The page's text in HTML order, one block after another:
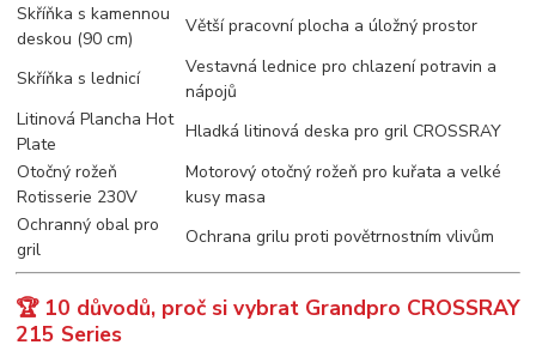
Skříňka s kamennou
deskou (90 cm)
Větší pracovní plocha a úložný prostor
Skříňka s lednicí
Vestavná lednice pro chlazení potravin a
nápojů
Litinová Plancha Hot
Plate
Hladká litinová deska pro gril CROSSRAY
Otočný rožeň
Rotisserie 230V
Motorový otočný rožeň pro kuřata a velké
kusy masa
Ochranný obal pro
gril
Ochrana grilu proti povětrnostním vlivům
🏆 10 důvodů, proč si vybrat Grandpro CROSSRAY
215 Series